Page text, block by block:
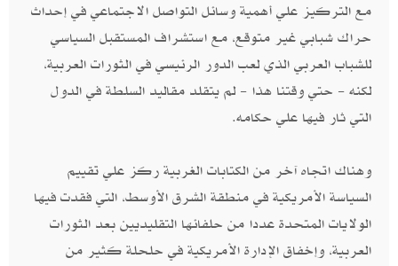
مع التركيز علي أهمية وسائل التواصل الاجتماعي في إحداث
حراك شبابي‮ ‬غير متوقع، مع استشراف المستقبل السياسي
للشباب العربي الذي لعب الدور الرئيسي في الثورات العربية،
لكنه‮ - ‬حتي وقتنا هذا‮ - ‬لم يتقلد مقاليد السلطة في الدول
التي ثار فيها علي حكامه‮.‬
وهناك اتجاه آخر من الكتابات الغربية ركز علي تقييم
السياسة الأمريكية في منطقة الشرق الأوسط، التي فقدت فيها
الولايات المتحدة عددا من حلفائها التقليديين بعد الثورات
العربية، وإخفاق الإدارة الأمريكية في حلحلة كثير من